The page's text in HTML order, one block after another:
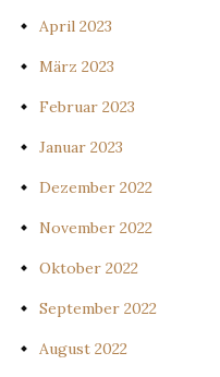
April 2023
März 2023
Februar 2023
Januar 2023
Dezember 2022
November 2022
Oktober 2022
September 2022
August 2022